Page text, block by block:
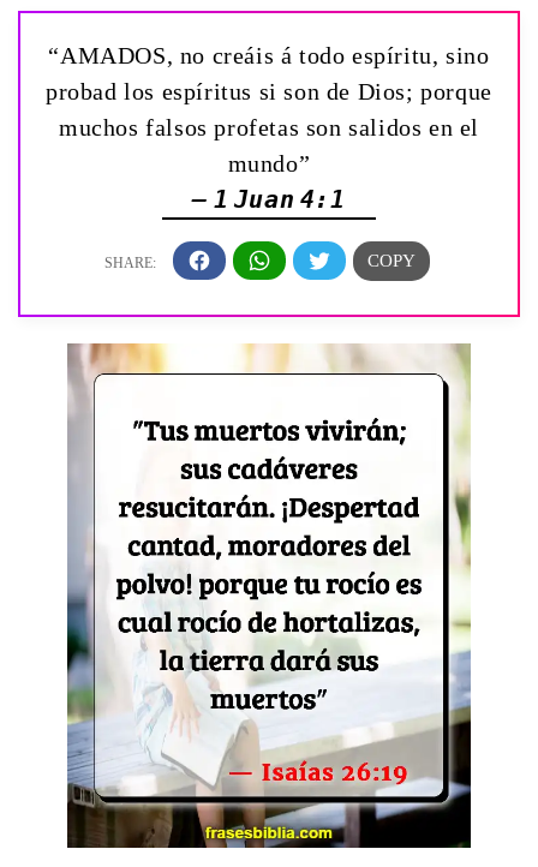
“AMADOS, no creáis á todo espíritu, sino
probad los espíritus si son de Dios; porque
muchos falsos profetas son salidos en el
mundo”
— 1 Juan 4:1